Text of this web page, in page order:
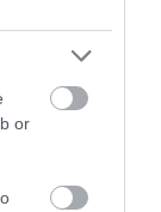
or